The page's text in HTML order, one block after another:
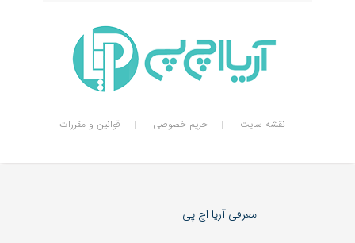
قوانین و مقررات حریم خصوصی نقشه سایت
معرفی آریا اچ پی